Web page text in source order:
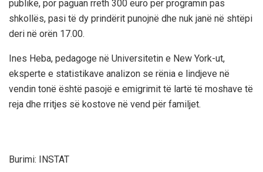
publike, por paguan rreth 300 euro për programin pas
shkollës, pasi të dy prindërit punojnë dhe nuk janë në shtëpi
deri në orën 17.00.
Ines Heba, pedagoge në Universitetin e New York-ut,
eksperte e statistikave analizon se rënia e lindjeve në
vendin tonë është pasojë e emigrimit të lartë të moshave të
reja dhe rritjes së kostove në vend për familjet.
Burimi: INSTAT